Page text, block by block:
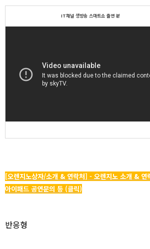
IT채널 생방송 스마트쇼 출연 분
[오렌지노상자/소개 & 연락처] - 오렌지노 소개 & 연
아이패드 공연문의 등 (클릭)
반응형